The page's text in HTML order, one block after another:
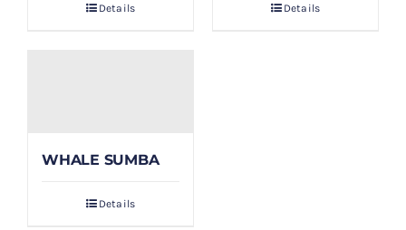
Details Details
WHALE SUMBA
Details